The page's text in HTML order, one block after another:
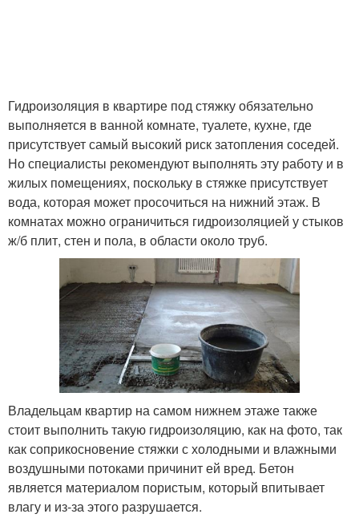
Гидроизоляция в квартире под стяжку обязательно
выполняется в ванной комнате, туалете, кухне, где
присутствует самый высокий риск затопления соседей.
Но специалисты рекомендуют выполнять эту работу и в
жилых помещениях, поскольку в стяжке присутствует
вода, которая может просочиться на нижний этаж. В
комнатах можно ограничиться гидроизоляцией у стыков
ж/б плит, стен и пола, в области около труб.
Владельцам квартир на самом нижнем этаже также
стоит выполнить такую гидроизоляцию, как на фото, так
как соприкосновение стяжки с холодными и влажными
воздушными потоками причинит ей вред. Бетон
является материалом пористым, который впитывает
влагу и из-за этого разрушается.